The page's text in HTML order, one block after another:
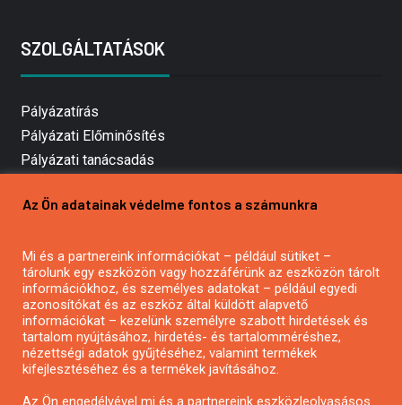
SZOLGÁLTATÁSOK
Pályázatírás
Pályázati Előminősítés
Pályázati tanácsadás
Mezőgazdasági pályázatírás
Pályázatírás civil szervezeteknek
Pályázatírás önkormányzatoknak
Pályázatfigyelés
Specifikus pályázatfigyelés vagy hírlevél
Az Ön adatainak védelme fontos a számunkra
Mi és a partnereink információkat – például sütiket –
tárolunk egy eszközön vagy hozzáférünk az eszközön tárolt
információkhoz, és személyes adatokat – például egyedi
azonosítókat és az eszköz által küldött alapvető
információkat – kezelünk személyre szabott hirdetések és
tartalom nyújtásához, hirdetés- és tartalomméréshez,
nézettségi adatok gyűjtéséhez, valamint termékek
kifejlesztéséhez és a termékek javításához.
Az Ön engedélyével mi és a partnereink eszközleolvasásos